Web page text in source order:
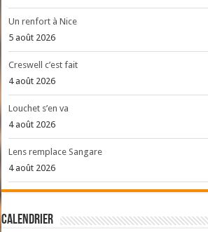
Un renfort à Nice
5 août 2026
Creswell c’est fait
4 août 2026
Louchet s’en va
4 août 2026
Lens remplace Sangare
4 août 2026
Calendrier